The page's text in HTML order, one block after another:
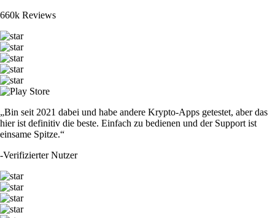
660k Reviews
„Bin seit 2021 dabei und habe andere Krypto-Apps getestet, aber das
hier ist definitiv die beste. Einfach zu bedienen und der Support ist
einsame Spitze.“
-Verifizierter Nutzer